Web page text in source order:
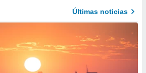
Últimas noticias